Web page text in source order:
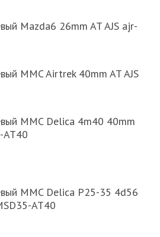
Mazda6 26mm AT AJS ajr-
MMC Airtrek 40mm AT AJS
MMC Delica 4m40 40mm
AT40
MMC Delica P25-35 4d56
AT40